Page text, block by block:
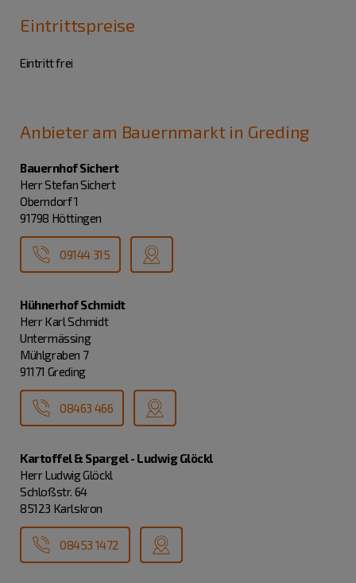
Eintrittspreise
Eintritt frei
Anbieter am Bauernmarkt in Greding
Bauernhof Sichert
Herr Stefan Sichert
Oberndorf 1
91798 Höttingen
09144 315
Hühnerhof Schmidt
Herr Karl Schmidt
Untermässing
Mühlgraben 7
91171 Greding
08463 466
Kartoffel & Spargel - Ludwig Glöckl
Herr Ludwig Glöckl
Schloßstr. 64
85123 Karlskron
08453 1472